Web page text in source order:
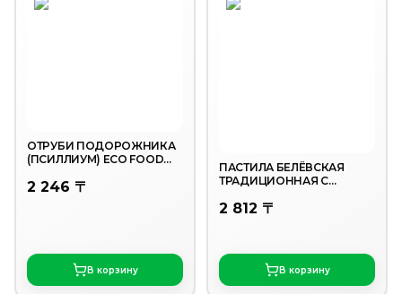
ОТРУБИ ПОДОРОЖНИКА
(ПСИЛЛИУМ) ECO FOOD
2 246 〒
В корзину
ПАСТИЛА БЕЛЁВСКАЯ
ТРАДИЦИОННАЯ С
2 812 〒
В корзину